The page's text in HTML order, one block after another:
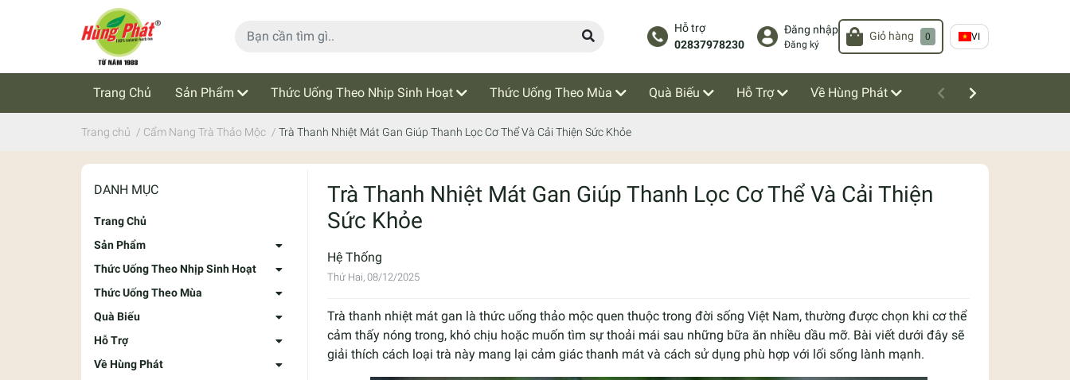
Hỗ trợ
02837978230
Đăng nhập
Đăng ký
Giỏ hàng 0 VI
Trang Chủ Sản Phẩm Thức Uống Theo Nhịp Sinh Hoạt Thức Uống Theo Mùa Quà Biếu Hỗ Trợ Về Hùng Phát
Cẩm Nang Trà Thảo Mộc Tin Tức
Trang chủ / Cẩm Nang Trà Thảo Mộc / Trà Thanh Nhiệt Mát Gan Giúp Thanh Lọc Cơ Thể Và Cải Thiện Sức Khỏe
DANH MỤC
Trang Chủ
Sản Phẩm
Thức Uống Theo Nhịp Sinh Hoạt
Thức Uống Theo Mùa
Quà Biếu
Hỗ Trợ
Về Hùng Phát
Trà Thanh Nhiệt Mát Gan Giúp Thanh Lọc Cơ Thể Và Cải Thiện
Sức Khỏe
Hệ Thống
Thứ Hai, 08/12/2025
Trà thanh nhiệt mát gan là thức uống thảo mộc quen thuộc trong đời sống Việt Nam, thường được chọn khi cơ thể
cảm thấy nóng trong, khó chịu hoặc muốn tìm sự thoải mái sau những bữa ăn nhiều dầu mỡ. Bài viết dưới đây sẽ
giải thích cách loại trà này mang lại cảm giác thanh mát và cách sử dụng phù hợp với lối sống lành mạnh.